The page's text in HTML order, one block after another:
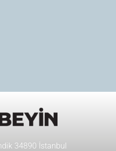
34890 İstanbul